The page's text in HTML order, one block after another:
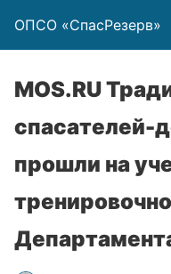
ОПСО «СпасРезерв»
MOS.RU
спасателей-
прошли на